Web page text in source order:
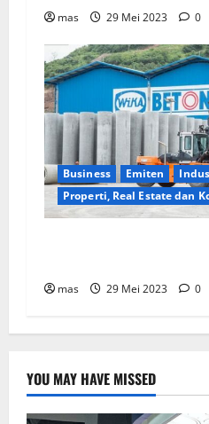
mas 29 Mei 2023 0
Business Emiten
Properti, Real Estate dan
mas 29 Mei 2023 0
YOU MAY HAVE MISSED